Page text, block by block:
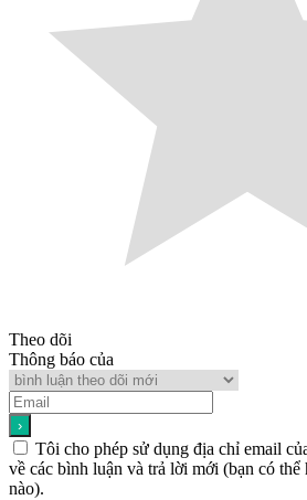
Theo dõi
Thông báo của
Tôi cho phép sử dụng địa chỉ email
về các bình luận và trả lời mới (bạn có
nào).